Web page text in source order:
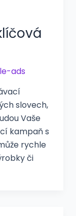
ads
slovech,
Vaše
kampaň s
rychle
či